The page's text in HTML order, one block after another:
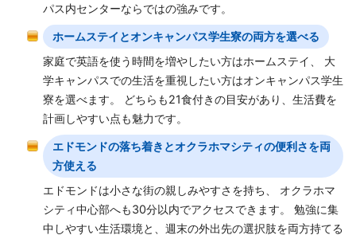
パス内センターならではの強みです。
ホームステイとオンキャンパス学生寮の両方を選べる
家庭で英語を使う時間を増やしたい方はホームステイ、 大
学キャンパスでの生活を重視したい方はオンキャンパス学生
寮を選べます。 どちらも21食付きの目安があり、生活費を
計画しやすい点も魅力です。
エドモンドの落ち着きとオクラホマシティの便利さを両
方使える
エドモンドは小さな街の親しみやすさを持ち、 オクラホマ
シティ中心部へも30分以内でアクセスできます。 勉強に集
中しやすい生活環境と、週末の外出先の選択肢を両方持てる